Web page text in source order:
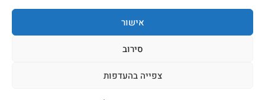
אישור
סירוב
צפייה בהעדפות
הרשמה לניוזלטר
פרסמו אצלנו
הצהרת נגישות